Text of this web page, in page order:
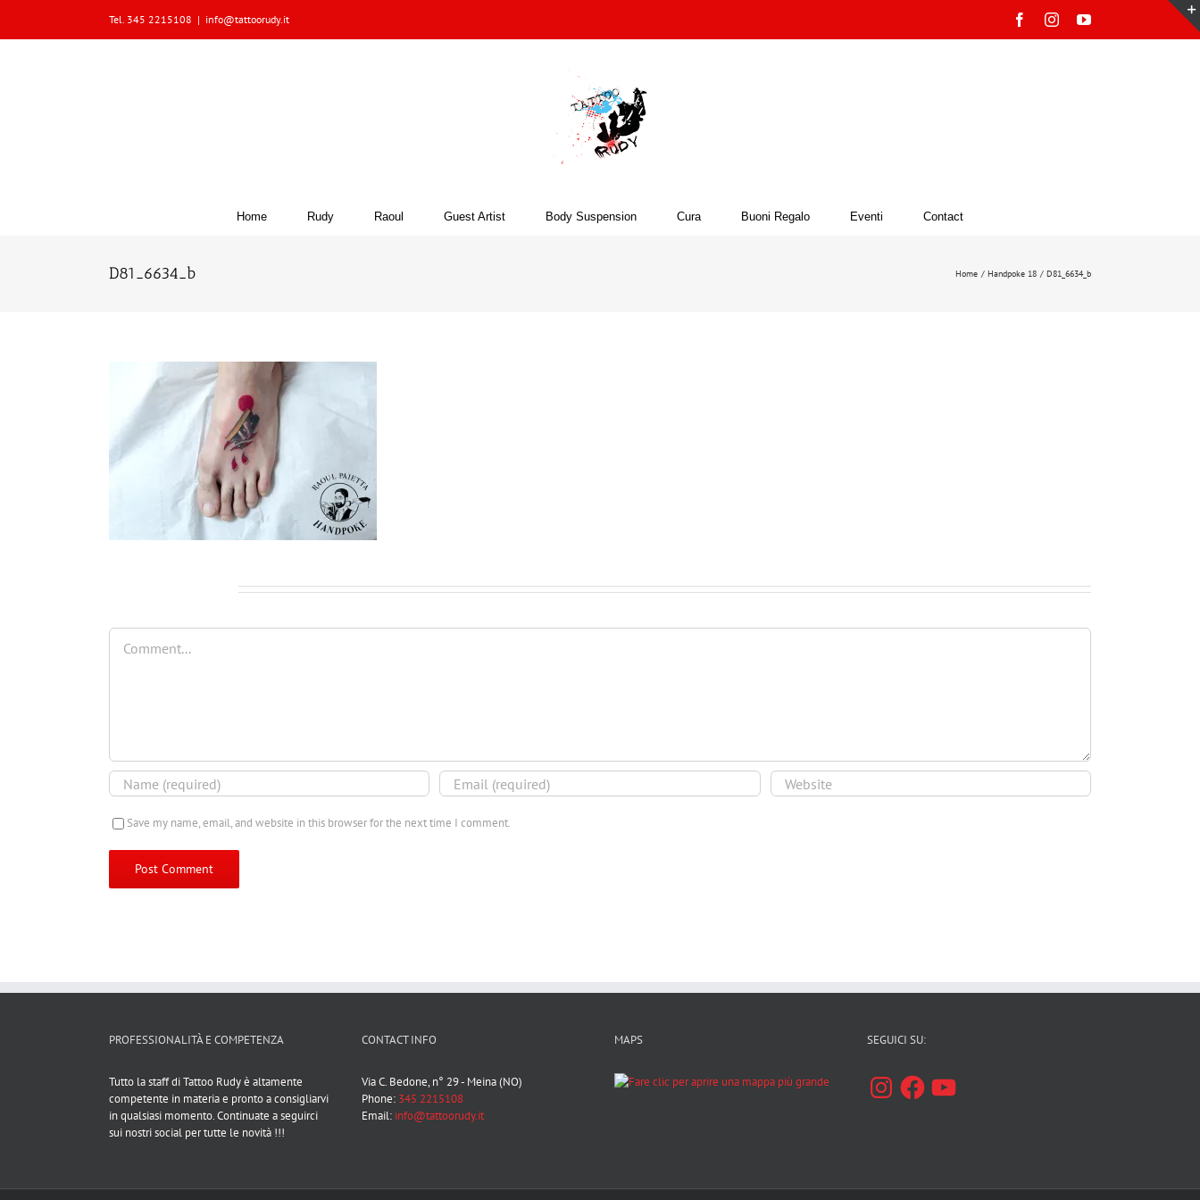
content
Tel. 345 2215108 | info@tattoorudy.it FacebookInstagramYouTube
Home Rudy Raoul Guest Artist Body Suspension Cura Buoni Regalo Eventi Contact
D81_6634_b Home Handpoke 18 D81_6634_b
Comment
Save my name, email, and website in this browser for the next time I comment.
PROFESSIONALITÀ E COMPETENZA
Tutto la staff di Tattoo Rudy è altamente
competente in materia e pronto a consigliarvi
in qualsiasi momento. Continuate a seguirci
sui nostri social per tutte le novità !!!
CONTACT INFO
Via C. Bedone, n° 29 - Meina (NO)
Phone: 345 2215108
Email: info@tattoorudy.it
MAPS SEGUICI SU:
InstagramFacebookYouTube